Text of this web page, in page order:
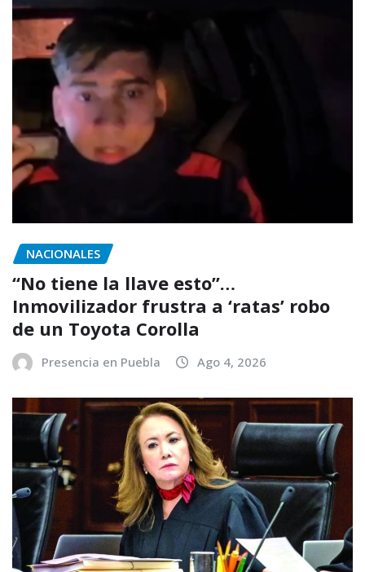
NACIONALES
“No tiene la llave esto”…
Inmovilizador frustra a ‘ratas’ robo
de un Toyota Corolla
Presencia en Puebla Ago 4, 2026